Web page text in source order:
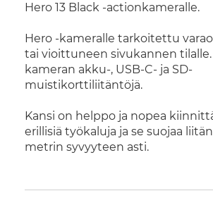
Hero 13 Black -actionkameralle.
Hero -kameralle tarkoitettu
tai vioittuneen sivukannen tilalle.
kameran akku-, USB-C- ja SD-
muistikorttiliitäntöjä.
Kansi on helppo ja nopea
erillisiä työkaluja ja se suojaa
metrin syvyyteen asti.